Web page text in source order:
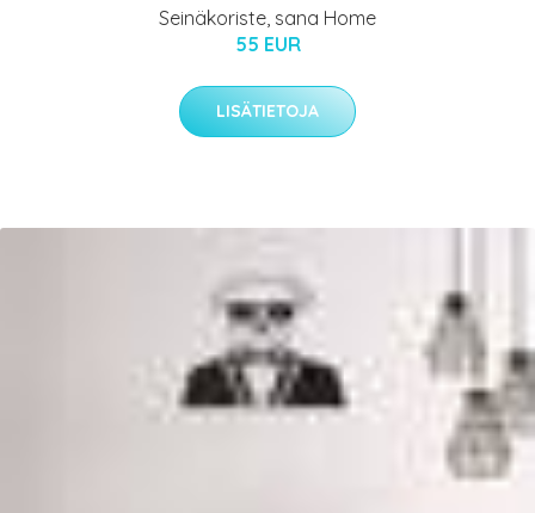
Seinäkoriste, sana Home
55 EUR
LISÄTIETOJA